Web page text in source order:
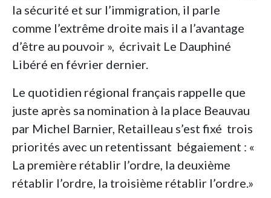
la sécurité et sur l’immigration, il parle
comme l’extrême droite mais il a l’avantage
d’être au pouvoir », écrivait Le Dauphiné
Libéré en février dernier.
Le quotidien régional français rappelle que
juste après sa nomination à la place Beauvau
par Michel Barnier, Retailleau s’est fixé trois
priorités avec un retentissant bégaiement : «
La première rétablir l’ordre, la deuxième
rétablir l’ordre, la troisième rétablir l’ordre.»